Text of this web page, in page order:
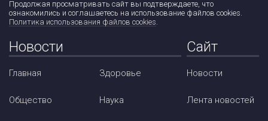
Продолжая просматривать сайт вы подтверждаете, что
ознакомились и соглашаетесь на использование файлов cookies.
Политика использования файлов cookies.
Новости
Главная
Общество
Здоровье
Наука
Сайт
Новости
Лента новостей